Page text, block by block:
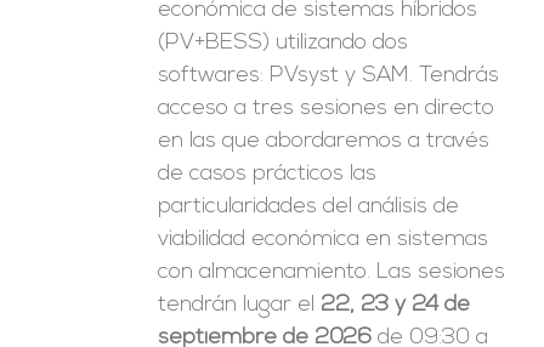
económica de sistemas híbridos
(PV+BESS) utilizando dos
softwares: PVsyst y SAM. Tendrás
acceso a tres sesiones en directo
en las que abordaremos a través
de casos prácticos las
particularidades del análisis de
viabilidad económica en sistemas
con almacenamiento. Las sesiones
tendrán lugar el 22, 23 y 24 de
septiembre de 2026 de 09:30 a